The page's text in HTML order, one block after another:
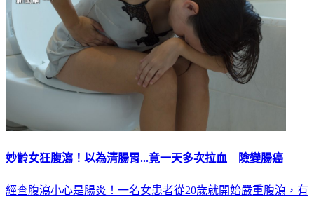
妙齡女狂腹瀉！以為清腸胃...竟一天多次拉血 險變腸癌
經查腹瀉小心是腸炎！一名女患者從20歲就開始嚴重腹瀉，有